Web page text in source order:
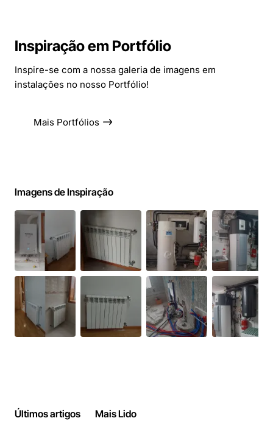
Inspiração em Portfólio
Inspire-se com a nossa galeria de imagens em
instalações no nosso Portfólio!
Mais Portfólios
Imagens de Inspiração
Últimos artigos Mais Lido